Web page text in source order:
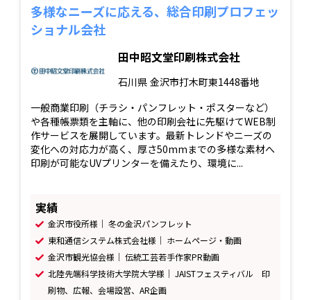
多様なニーズに応える、総合印刷プロフェッ
ショナル会社
田中昭文堂印刷株式会社
石川県 金沢市打木町東1448番地
一般商業印刷（チラシ・パンフレット・ポスターなど）
や各種帳票類を主軸に、他の印刷会社に先駆けてWEB制
作サービスを展開しています。最新トレンドやニーズの
変化への対応力が高く、厚さ50mmまでの多様な素材へ
印刷が可能なUVプリンターを備えたり、環境に...
実績
金沢市役所様｜ 冬の金沢パンフレット
東和通信システム株式会社様｜ ホームページ・動画
金沢市観光協会様｜ 伝統工芸若手作家PR動画
北陸先端科学技術大学院大学様｜ JAISTフェスティバル 印
刷物、広報、会場設営、AR企画